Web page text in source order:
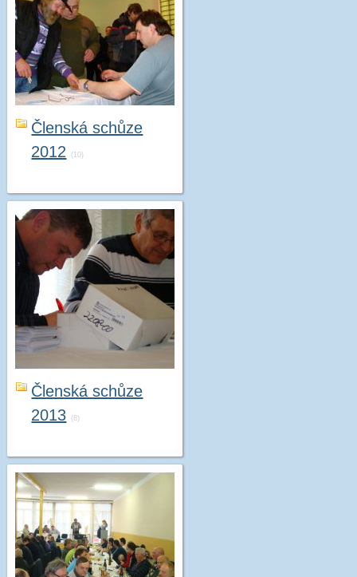
Členská schůze
2012
(10)
Členská schůze
2013
(8)